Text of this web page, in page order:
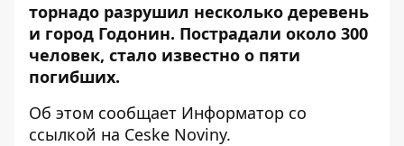
торнадо разрушил несколько деревень
и город Годонин. Пострадали около 300
человек, стало известно о пяти
погибших.
Об этом сообщает Информатор со
ссылкой на Ceske Noviny.